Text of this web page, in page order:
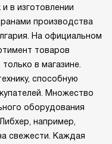
в изготовлении
производства
На официальном
товаров
в магазине.
способную
Множество
оборудования
например,
свежести. Каждая